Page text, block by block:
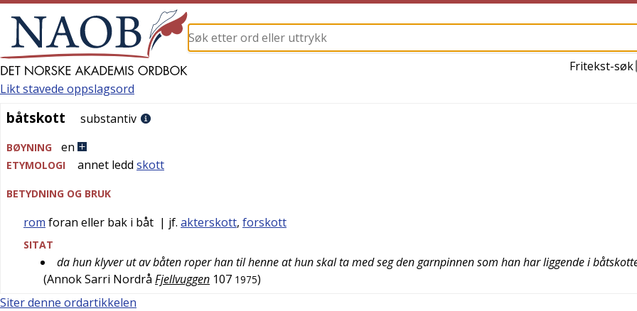
Fritekst-søk
båtskott
Likt stavede oppslagsord
båtskott substantiv
BØYNING en
ETYMOLOGI annet ledd skott
BETYDNING OG BRUK
rom foran eller bak i båt | jf. akterskott, forskott
SITAT
da hun klyver ut av båten roper han til henne at hun skal ta med seg den garnpinnen som han har liggende i
(Annok Sarri Nordrå Fjellvuggen 107 1975)
Siter denne ordartikkelen